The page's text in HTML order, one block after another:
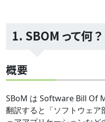
1. SBOM って何 ？
概要
SBoM は Software Bill Of
翻訳すると「ソフトウェア